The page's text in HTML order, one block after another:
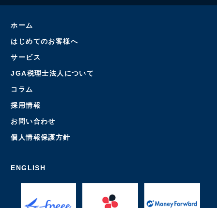
ホーム
はじめてのお客様へ
サービス
JGA税理士法人について
コラム
採用情報
お問い合わせ
個人情報保護方針
ENGLISH